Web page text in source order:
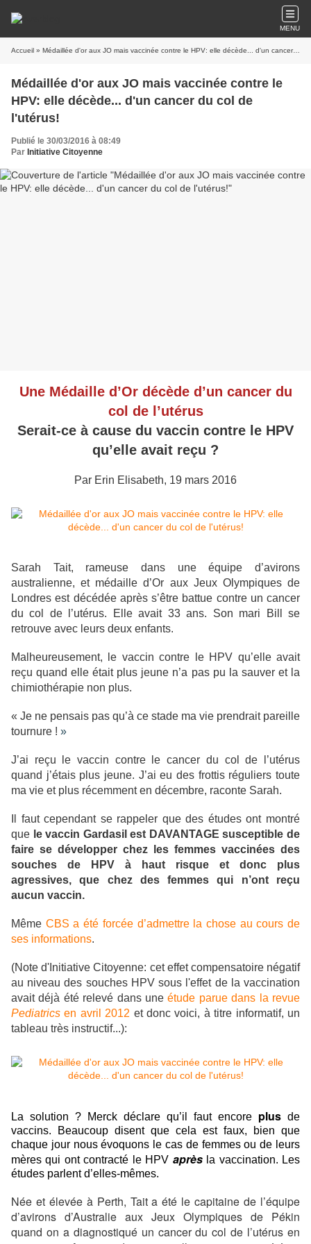
MENU
Accueil » Médaillée d'or aux JO mais vaccinée contre le HPV: elle décède... d'un cancer du col de l'utérus!
Médaillée d'or aux JO mais vaccinée contre le
HPV: elle décède... d'un cancer du col de
l'utérus!
Publié le 30/03/2016 à 08:49
Par Initiative Citoyenne
Une Médaille d’Or décède d’un cancer du
col de l’utérus
Serait-ce à cause du vaccin contre le HPV
qu’elle avait reçu ?
Par Erin Elisabeth, 19 mars 2016
Sarah Tait, rameuse dans une équipe d’avirons
australienne, et médaille d’Or aux Jeux Olympiques de
Londres est décédée après s’être battue contre un cancer
du col de l’utérus. Elle avait 33 ans. Son mari Bill se
retrouve avec leurs deux enfants.
Malheureusement, le vaccin contre le HPV qu’elle avait
reçu quand elle était plus jeune n’a pas pu la sauver et la
chimiothérapie non plus.
« Je ne pensais pas qu’à ce stade ma vie prendrait pareille
tournure ! »
J’ai reçu le vaccin contre le cancer du col de l’utérus
quand j’étais plus jeune. J’ai eu des frottis réguliers toute
ma vie et plus récemment en décembre, raconte Sarah.
Il faut cependant se rappeler que des études ont montré
que le vaccin Gardasil est DAVANTAGE susceptible de
faire se développer chez les femmes vaccinées des
souches de HPV à haut risque et donc plus
agressives, que chez des femmes qui n’ont reçu
aucun vaccin.
Même CBS a été forcée d’admettre la chose au cours de
ses informations.
(Note d'Initiative Citoyenne: cet effet compensatoire négatif
au niveau des souches HPV sous l'effet de la vaccination
avait déjà été relevé dans uneétude parue dans la revue
Pediatrics en avril 2012 et donc voici, à titre informatif, un
tableau très instructif...):
La solution ? Merck déclare qu’il faut encore plus de
vaccins. Beaucoup disent que cela est faux, bien que
chaque jour nous évoquons le cas de femmes ou de leurs
mères qui ont contracté le HPV après la vaccination. Les
études parlent d’elles-mêmes.
Née et élevée à Perth, Tait a été le capitaine de l’équipe
d’avirons d’Australie aux Jeux Olympiques de Pékin
quand on a diagnostiqué un cancer du col de l’utérus en